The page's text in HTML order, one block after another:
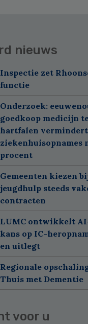
nieuws
Inspectie zet
functie
Onderzoek:
goedkoop medicijn
hartfalen vermindert
ziekenhuisopnames
procent
Gemeenten kiezen
jeugdhulp steeds
contracten
LUMC ontwikkelt
kans op IC-
en uitlegt
Regionale
Thuis met Dementie
voor u